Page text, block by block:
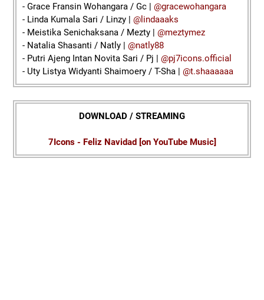
- Grace Fransin Wohangara / Gc | @gracewohangara
- Linda Kumala Sari / Linzy | @lindaaaks
- Meistika Senichaksana / Mezty | @meztymez
- Natalia Shasanti / Natly | @natly88
- Putri Ajeng Intan Novita Sari / Pj | @pj7icons.official
- Uty Listya Widyanti Shaimoery / T-Sha | @t.shaaaaaa
DOWNLOAD / STREAMING
7Icons - Feliz Navidad [on YouTube Music]